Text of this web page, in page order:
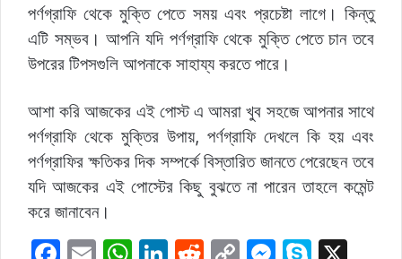
পর্ণগ্রাফি থেকে মুক্তি পেতে সময় এবং প্রচেষ্টা লাগে। কিন্তু
এটি সম্ভব। আপনি যদি পর্ণগ্রাফি থেকে মুক্তি পেতে চান তবে
উপরের টিপসগুলি আপনাকে সাহায্য করতে পারে।
আশা করি আজকের এই পোস্ট এ আমরা খুব সহজে আপনার সাথে
পর্ণগ্রাফি থেকে মুক্তির উপায়, পর্ণগ্রাফি দেখলে কি হয় এবং
পর্ণগ্রাফির ক্ষতিকর দিক সম্পর্কে বিস্তারিত জানতে পেরেছেন তবে
যদি আজকের এই পোস্টের কিছু বুঝতে না পারেন তাহলে কমেন্ট
করে জানাবেন।